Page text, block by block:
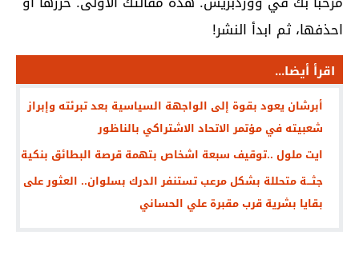
احذفها، ثم ابدأ النشر!
اقرأ أيضا...
أبرشان يعود بقوة إلى الواجهة السياسية بعد تبرئته وإبراز
شعبيته في مؤتمر الاتحاد الاشتراكي بالناظور
ايت ملول ..توقيف سبعة اشخاص بتهمة قرصة البطائق بنكية
جثـــة متحللة بشكل مرعب تستنفر الدرك بسلوان.. العثور على
بقايا بشرية قرب مقبرة علي الحساني